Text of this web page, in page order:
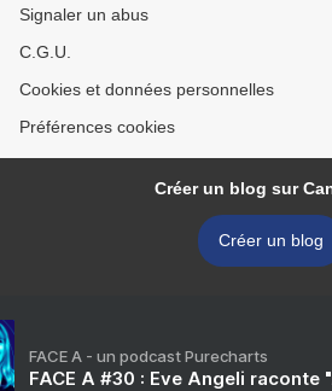
Signaler un abus
C.G.U.
Cookies et données personnelles
Préférences cookies
Créer un blog sur
Créer un blog
FACE A - un podcast Purecharts
FACE A #30 : Eve Angeli raconte